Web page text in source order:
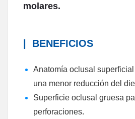
molares.
BENEFICIOS
Anatomía oclusal
una menor reducción del
Superficie oclusal gruesa
perforaciones.